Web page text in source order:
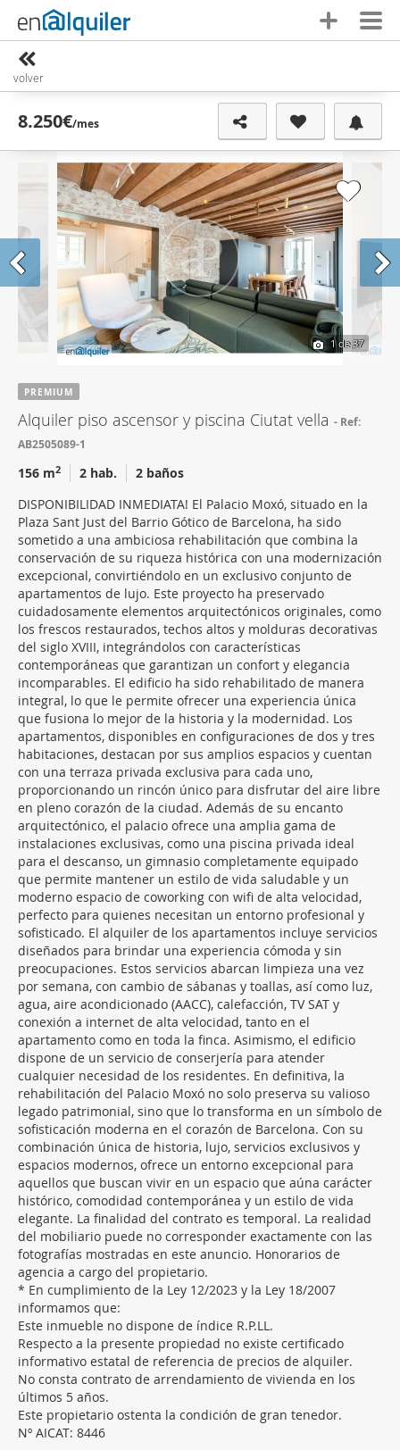
volver
8.250€/mes
1de 37
PREMIUM
Alquiler piso ascensor y piscina Ciutat vella
Ref:
AB2505089-1
156 m2 2 hab.
2 baños
DISPONIBILIDAD INMEDIATA! El Palacio Moxó, situado en la
Plaza Sant Just del Barrio Gótico de Barcelona, ha sido
sometido a una ambiciosa rehabilitación que combina la
conservación de su riqueza histórica con una modernización
excepcional, convirtiéndolo en un exclusivo conjunto de
apartamentos de lujo. Este proyecto ha preservado
cuidadosamente elementos arquitectónicos originales, como
los frescos restaurados, techos altos y molduras decorativas
del siglo XVIII, integrándolos con características
contemporáneas que garantizan un confort y elegancia
incomparables. El edificio ha sido rehabilitado de manera
integral, lo que le permite ofrecer una experiencia única
que fusiona lo mejor de la historia y la modernidad. Los
apartamentos, disponibles en configuraciones de dos y tres
habitaciones, destacan por sus amplios espacios y cuentan
con una terraza privada exclusiva para cada uno,
proporcionando un rincón único para disfrutar del aire libre
en pleno corazón de la ciudad. Además de su encanto
arquitectónico, el palacio ofrece una amplia gama de
instalaciones exclusivas, como una piscina privada ideal
para el descanso, un gimnasio completamente equipado
que permite mantener un estilo de vida saludable y un
moderno espacio de coworking con wifi de alta velocidad,
perfecto para quienes necesitan un entorno profesional y
sofisticado. El alquiler de los apartamentos incluye servicios
diseñados para brindar una experiencia cómoda y sin
preocupaciones. Estos servicios abarcan limpieza una vez
por semana, con cambio de sábanas y toallas, así como luz,
agua, aire acondicionado (AACC), calefacción, TV SAT y
conexión a internet de alta velocidad, tanto en el
apartamento como en toda la finca. Asimismo, el edificio
dispone de un servicio de conserjería para atender
cualquier necesidad de los residentes. En definitiva, la
rehabilitación del Palacio Moxó no solo preserva su valioso
legado patrimonial, sino que lo transforma en un símbolo de
sofisticación moderna en el corazón de Barcelona. Con su
combinación única de historia, lujo, servicios exclusivos y
espacios modernos, ofrece un entorno excepcional para
aquellos que buscan vivir en un espacio que aúna carácter
histórico, comodidad contemporánea y un estilo de vida
elegante. La finalidad del contrato es temporal. La realidad
del mobiliario puede no corresponder exactamente con las
fotografías mostradas en este anuncio. Honorarios de
agencia a cargo del propietario.
* En cumplimiento de la Ley 12/2023 y la Ley 18/2007
informamos que:
Este inmueble no dispone de índice R.P.LL.
Respecto a la presente propiedad no existe certificado
informativo estatal de referencia de precios de alquiler.
No consta contrato de arrendamiento de vivienda en los
últimos 5 años.
Este propietario ostenta la condición de gran tenedor.
Nº AICAT: 8446